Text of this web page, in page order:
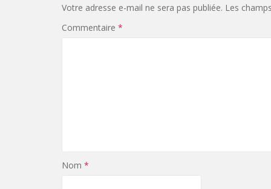
Votre adresse e-mail ne sera pas publiée. Les
Commentaire *
Nom *